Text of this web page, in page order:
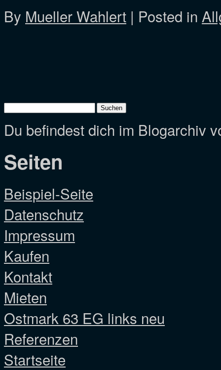
By Mueller Wahlert | Posted in
nach:
Du befindest dich im Blogarchiv
Seiten
Beispiel-Seite
Datenschutz
Impressum
Kaufen
Kontakt
Mieten
Ostmark 63 EG links neu
Referenzen
Startseite